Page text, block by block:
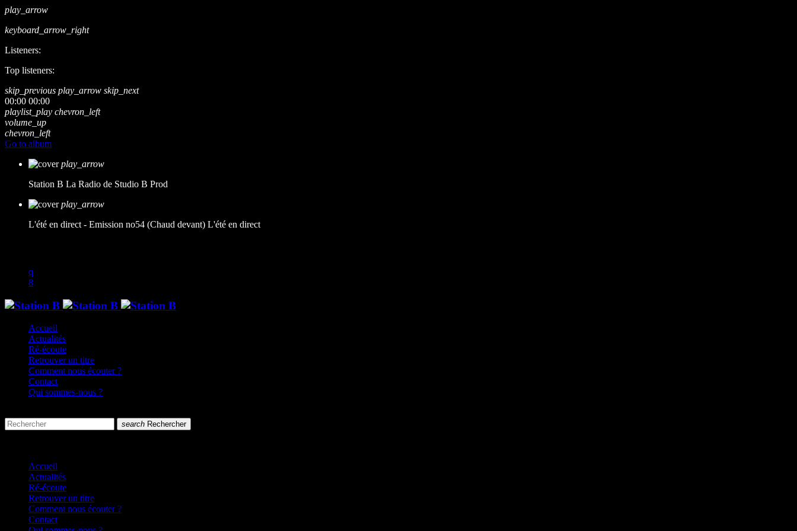
play_arrow
keyboard_arrow_right
Listeners:
Top listeners:
skip_previous play_arrow skip_next
00:00 00:00
playlist_play chevron_left
volume_up
chevron_left
Go to album
play_arrow
Station B La Radio de Studio B Prod
play_arrow
L'été en direct - Emission no54 (Chaud devant) L'été en direct
Accueil
Actualités
Ré-écoute
Retrouver un titre
Comment nous écouter ?
Contact
Qui sommes-nous ?
search Rechercher
Accueil
Actualités
Ré-écoute
Retrouver un titre
Comment nous écouter ?
Contact